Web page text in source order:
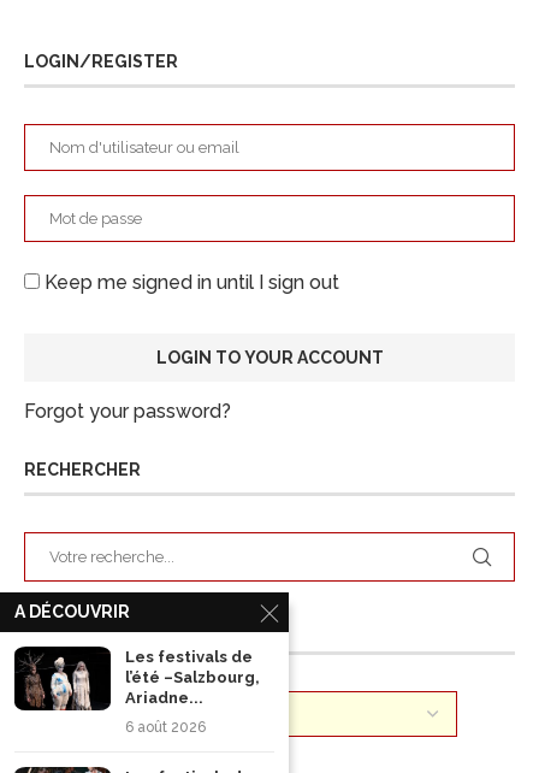
LOGIN/REGISTER
Keep me signed in until I sign out
Forgot your password?
RECHERCHER
ARCHIVES
A DÉCOUVRIR
Les festivals de
l’été –Salzbourg,
Ariadne...
6 août 2026